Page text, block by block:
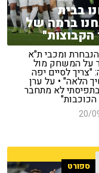
בבית
ברמה של
ומכבי ת"א
על המשחק מול
"צריך לסיים יפה
הלאה" • על ערן
לא מתחבר
20/
ספורט